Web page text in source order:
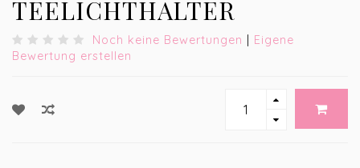
EELICHTHALTER
Noch keine Bewertungen | Eigene
Bewertung erstellen